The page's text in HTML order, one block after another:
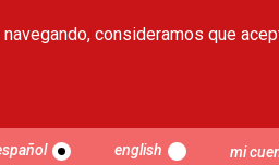
consideramos que
english mi